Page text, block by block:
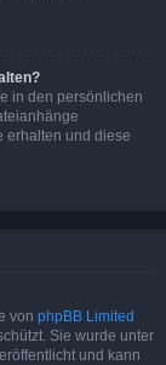
in den persönlichen
erhalten und diese
von phpBB Limited
Sie wurde unter
und kann